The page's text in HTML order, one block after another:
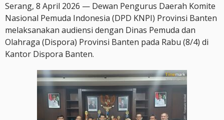
Serang, 8 April 2026 — Dewan Pengurus Daerah Komite
Nasional Pemuda Indonesia (DPD KNPI) Provinsi Banten
melaksanakan audiensi dengan Dinas Pemuda dan
Olahraga (Dispora) Provinsi Banten pada Rabu (8/4) di
Kantor Dispora Banten.